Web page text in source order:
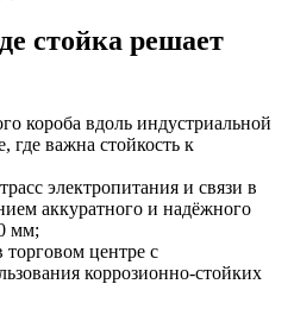
стойка решает
короба вдоль индустриальной
где важна стойкость к
электропитания и связи в
аккуратного и надёжного
мм;
торговом центре с
коррозионно-стойких